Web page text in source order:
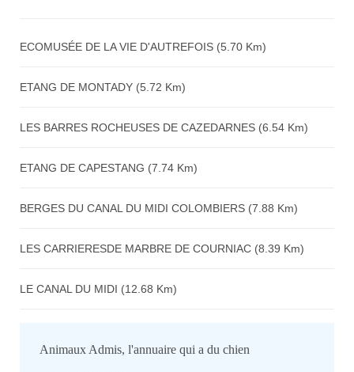
ECOMUSÉE DE LA VIE D'AUTREFOIS (5.70 Km)
ETANG DE MONTADY (5.72 Km)
LES BARRES ROCHEUSES DE CAZEDARNES (6.54 Km)
ETANG DE CAPESTANG (7.74 Km)
BERGES DU CANAL DU MIDI COLOMBIERS (7.88 Km)
LES CARRIERESDE MARBRE DE COURNIAC (8.39 Km)
LE CANAL DU MIDI (12.68 Km)
Animaux Admis, l'annuaire qui a du chien